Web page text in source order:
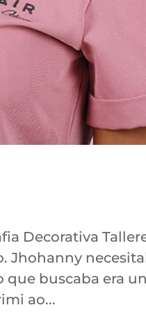
Decorativa
Jhohanny
que buscaba era
ao...